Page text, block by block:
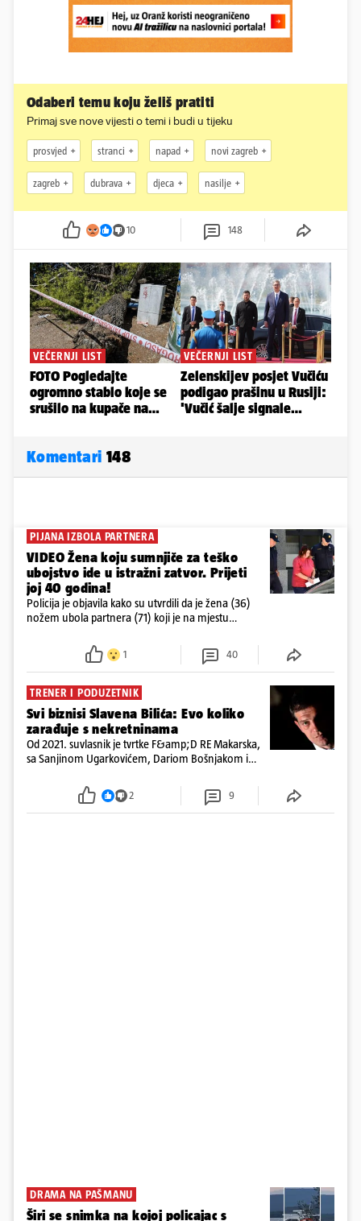
Odaberi temu koju želiš pratiti
Primaj sve nove vijesti o temi i budi u tijeku
prosvjed stranci napad novi zagreb
zagreb dubrava djeca nasilje
10 148
Komentari 148
PIJANA IZBOLA PARTNERA
VIDEO Žena koju sumnjiče za teško
ubojstvo ide u istražni zatvor. Prijeti
joj 40 godina!
Policija je objavila kako su utvrdili da je žena (36)
nožem ubola partnera (71) koji je na mjestu
ispitali i poslali u istražni zatvor
1 40
TRENER I PODUZETNIK
Svi biznisi Slavena Bilića: Evo koliko
zarađuje s nekretninama
Od 2021. suvlasnik je tvrtke F&amp;D RE Makarska,
sa Sanjinom Ugarkovićem, Dariom Bošnjakom i
poslovanje nekretninama, a od osnutka nema
2 9
DRAMA NA PAŠMANU
Širi se snimka na kojoj policajac s